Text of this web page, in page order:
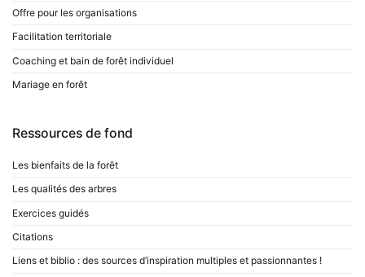
Offre pour les organisations
Facilitation territoriale
Coaching et bain de forêt individuel
Mariage en forêt
Ressources de fond
Les bienfaits de la forêt
Les qualités des arbres
Exercices guidés
Citations
Liens et biblio : des sources d’inspiration multiples et passionnantes !